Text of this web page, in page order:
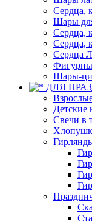
Сердца,
Шары
Сердца,
Сердца,
Сердца
Шары-
ДЛЯ
Детские
Свечи в